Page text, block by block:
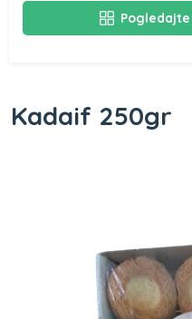
Kadaif 250gr